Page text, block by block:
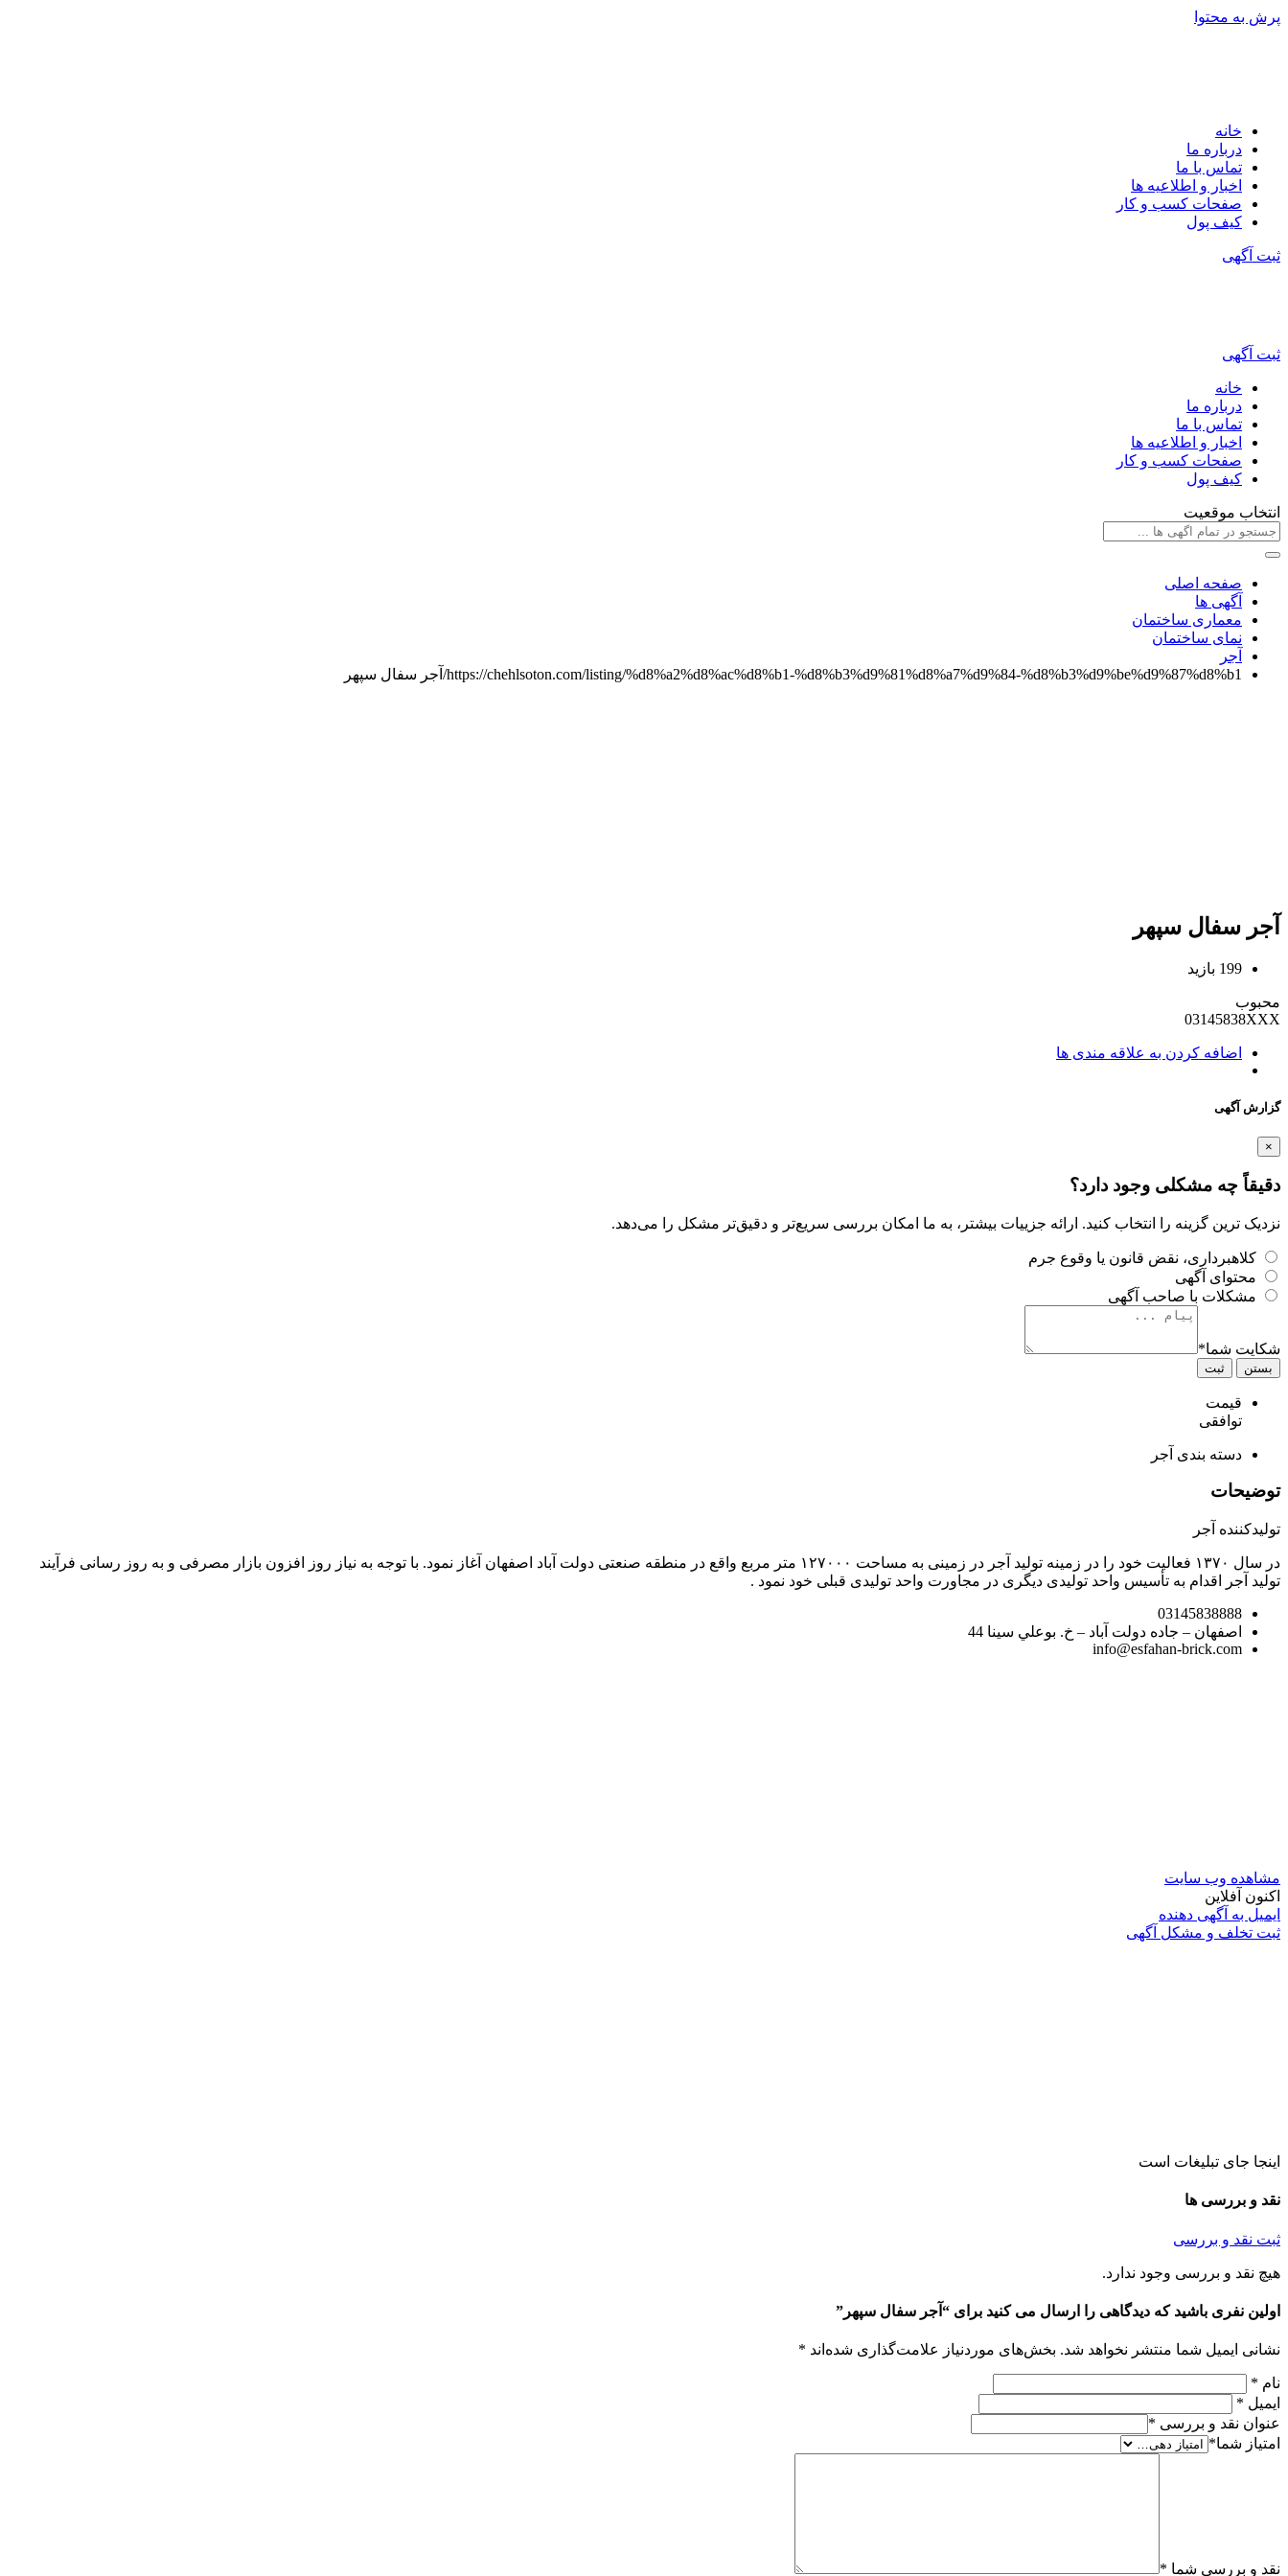
پرش به محتوا
خانه
درباره ما
تماس با ما
اخبار و اطلاعیه ها
صفحات کسب و کار
کیف پول
ثبت آگهی
ثبت آگهی
خانه
درباره ما
تماس با ما
اخبار و اطلاعیه ها
صفحات کسب و کار
کیف پول
انتخاب موقعیت
صفحه اصلی
آگهی ها
معماری ساختمان
نمای ساختمان
آجر
https://chehlsoton.com/listing/%d8%a2%d8%ac%d8%b1-%d8%b3%d9%81%d8%a7%d9%84-%d8%b3%d9%be%d9%87%d8%b1/ آجر سفال سپهر
آجر سفال سپهر
199 بازید
محبوب
03145838XXX
اضافه کردن به علاقه مندی ها
گزارش آگهی
×
دقیقاً چه مشکلی وجود دارد؟
نزدیک ترین گزینه را انتخاب کنید. ارائه جزییات بیشتر، به ما امکان بررسی سریع‌تر و دقیق‌تر مشکل را می‌دهد.
کلاهبرداری، نقض قانون یا وقوع جرم
محتوای آگهی
مشکلات با صاحب آگهی
شکایت شما*
بستن ثبت
قیمت
توافقی
دسته بندی آجر
توضیحات
تولیدکننده آجر
در سال ۱۳۷۰ فعالیت خود را در زمینه تولید آجر در زمینی به مساحت ۱۲۷۰۰۰ متر مربع واقع در منطقه صنعتی دولت آباد اصفهان آغاز نمود. با توجه به نیاز روز افزون بازار مصرفی و به روز رسانی فرآیند
تولید آجر اقدام به تأسیس واحد تولیدی دیگری در مجاورت واحد تولیدی قبلی خود نمود .
03145838888
اصفهان – جاده دولت آباد – خ. بوعلي سينا 44
info@esfahan-brick.com
مشاهده وب سایت
اکنون آفلاین
ایمیل به آگهی دهنده
ثبت تخلف و مشکل آگهی
اینجا جای تبلیغات است
نقد و بررسی ها
ثبت نقد و بررسی
هیچ نقد و بررسی وجود ندارد.
اولین نفری باشید که دیدگاهی را ارسال می کنید برای “آجر سفال سپهر”
نشانی ایمیل شما منتشر نخواهد شد. بخش‌های موردنیاز علامت‌گذاری شده‌اند *
نام *
ایمیل *
عنوان نقد و بررسی *
امتیاز شما*
نقد و بررسی شما *